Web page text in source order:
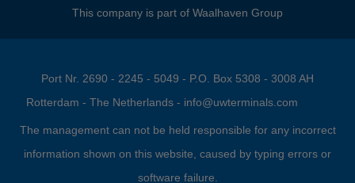
This company is part of Waalhaven Group
Port Nr. 2690 - 2245 - 5049 - P.O. Box 5308 - 3008 AH
Rotterdam - The Netherlands - info@uwterminals.com
The management can not be held responsible for any incorrect
information shown on this website, caused by typing errors or
software failure.